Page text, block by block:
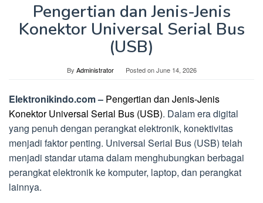
Pengertian dan Jenis-Jenis
Konektor Universal Serial Bus
(USB)
By Administrator Posted onJune 14, 2026
Elektronikindo.com – Pengertian dan Jenis-Jenis
Konektor Universal Serial Bus (USB). Dalam era digital
yang penuh dengan perangkat elektronik, konektivitas
menjadi faktor penting. Universal Serial Bus (USB) telah
menjadi standar utama dalam menghubungkan berbagai
perangkat elektronik ke komputer, laptop, dan perangkat
lainnya.